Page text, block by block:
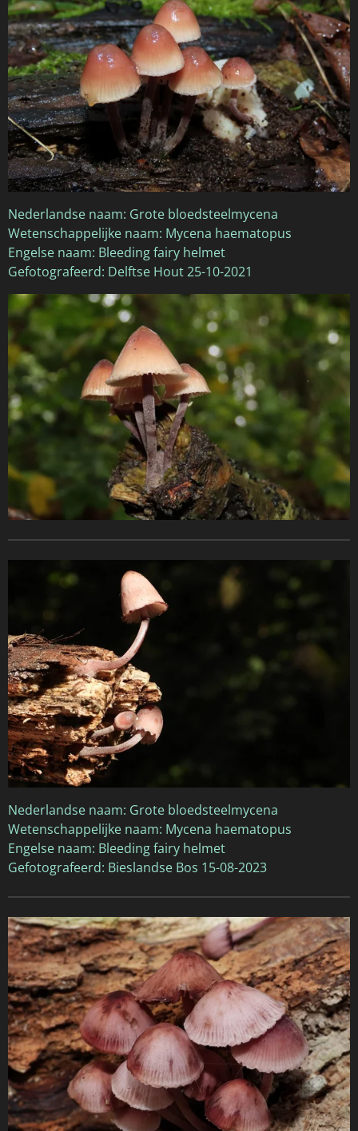
Nederlandse naam: Grote bloedsteelmycena
Wetenschappelijke naam: Mycena haematopus
Engelse naam: Bleeding fairy helmet
Gefotografeerd: Delftse Hout 25-10-2021
Nederlandse naam: Grote bloedsteelmycena
Wetenschappelijke naam: Mycena haematopus
Engelse naam: Bleeding fairy helmet
Gefotografeerd: Bieslandse Bos 15-08-2023